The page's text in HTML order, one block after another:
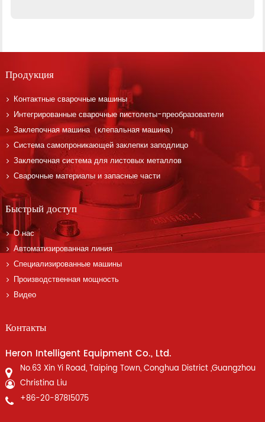
Продукция
Контактные сварочные машины
Интегрированные сварочные пистолеты-преобразователи
Заклепочная машина（клепальная машина）
Система самопроникающей заклепки заподлицо
Заклепочная система для листовых металлов
Сварочные материалы и запасные части
Быстрый доступ
О нас
Автоматизированная линия
Специализированные машины
Производственная мощность
Видео
Контакты
Heron Intelligent Equipment Co., Ltd.
No.63 Xin Yi Road, Taiping Town, Conghua District ,Guangzhou
Christina Liu
+86-20-87815075